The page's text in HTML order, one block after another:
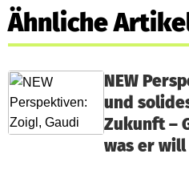
Ähnliche
NEW
und
Zukunft –
was er will